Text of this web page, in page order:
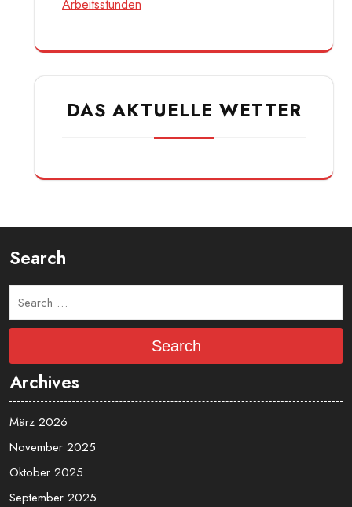
Arbeitsstunden
DAS AKTUELLE WETTER
Search
Search
Archives
März 2026
November 2025
Oktober 2025
September 2025